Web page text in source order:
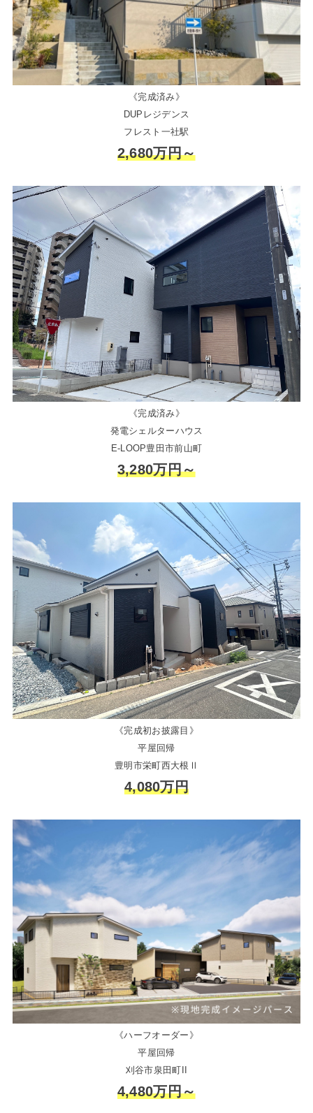
《完成済み》
DUPレジデンス
フレスト一社駅
2,680万円～
《完成済み》
発電シェルターハウス
E-LOOP豊田市前山町
3,280万円～
《完成初お披露目》
平屋回帰
豊明市栄町西大根Ⅱ
4,080万円
《ハーフオーダー》
平屋回帰
刈谷市泉田町II
4,480万円～